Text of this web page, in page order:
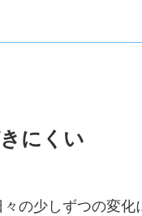
にくい
の少しずつの変化